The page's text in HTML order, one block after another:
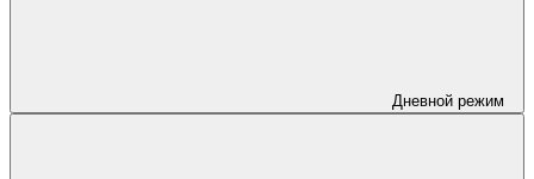
Дневной режим